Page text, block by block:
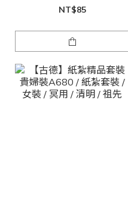
公媽 / 紙紮女套裝
NT$85